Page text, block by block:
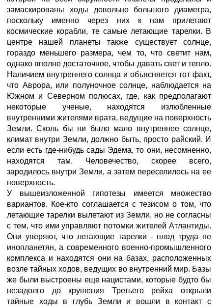
замаскированы ходы довольно большого диаметра,
поскольку именно через них к нам прилетают
космические корабли, те самые летающие тарелки. В
центре нашей планеты также существует солнце,
гораздо меньшего размера, чем то, что светит нам,
однако вполне достаточное, чтобы давать свет и тепло.
Наличием внутреннего солнца и объясняется тот факт,
что Аврора, или полуночное солнце, наблюдается на
Южном и Северном полюсах, где, как предполагают
некоторые ученые, находятся излюбленные
внутренними жителями врата, ведущие на поверхность
Земли. Сколь бы ни было мало внутреннее солнце,
климат внутри Земли, должно быть, просто райский. И
если есть где-нибудь сады Эдема, то они, несомненно,
находятся там. Человечество, скорее всего,
зародилось внутри Земли, а затем переселилось на ее
поверхность.
У вышеизложенной гипотезы имеется множество
вариантов. Кое-кто соглашается с тезисом о том, что
летающие тарелки вылетают из Земли, но не согласны
с тем, что ими управляют потомки жителей Атлантиды.
Они уверяют, что летающие тарелки - плод труда не
инопланетян, а современного военно-промышленного
комплекса и находятся они на базах, расположенных
возле тайных ходов, ведущих во внутренний мир. Базы
же были выстроены еще нацистами, которые будто бы
незадолго до крушения Третьего рейха открыли
тайные ходы в глубь Земли и вошли в контакт с